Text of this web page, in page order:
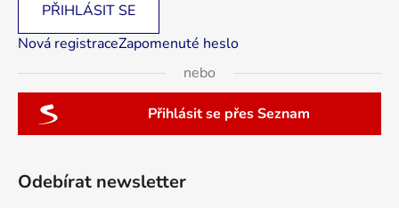
PŘIHLÁSIT SE
Nová registraceZapomenuté heslo
nebo
Přihlásit se přes Seznam
Odebírat newsletter